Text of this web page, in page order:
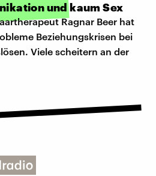
und kaum Sex
Ragnar Beer hat
Beziehungskrisen bei
Viele scheitern an der